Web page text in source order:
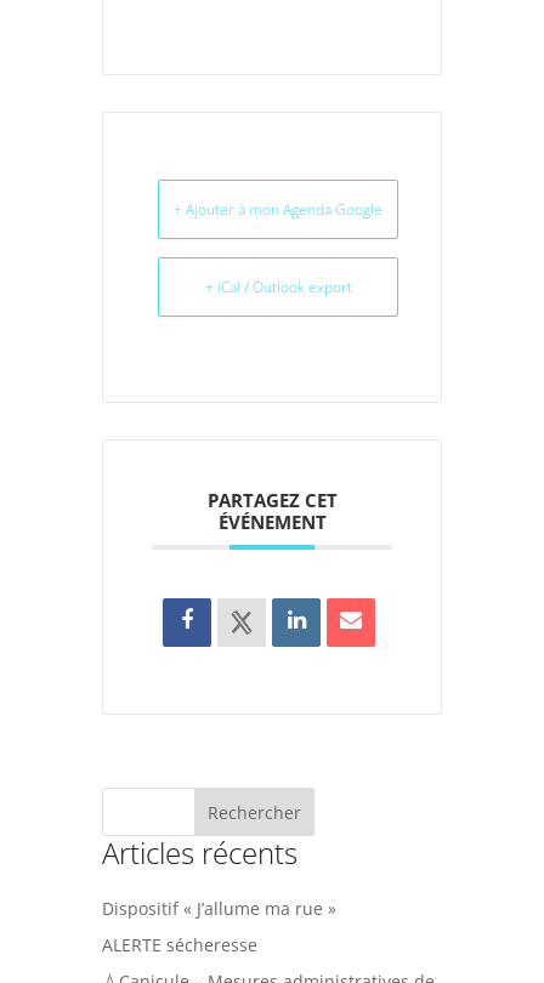
+ Ajouter à mon Agenda Google
+ iCal / Outlook export
PARTAGEZ CET
ÉVÉNEMENT
Articles récents
Dispositif « J’allume ma rue »
ALERTE sécheresse